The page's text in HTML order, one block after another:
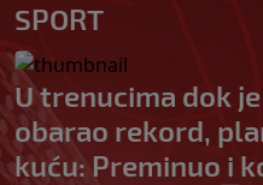
SPORT
U trenucima dok
obarao rekord,
kuću: Preminuo i